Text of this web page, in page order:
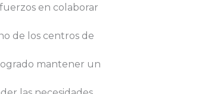
en colaborar
de los centros de
mantener un